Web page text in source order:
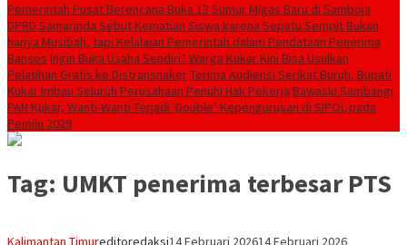
Pemerintah Pusat Berencana Buka 13 Sumur Migas Baru di Samboja
DPRD Samarinda Sebut Kematian Siswa karena Sepatu Sempit Bukan
hanya Musibah, tapi Kelalaian Pemerintah dalam Pendataan Penerima
Bansos Ingin Buka Usaha Sendiri? Warga Kukar Kini Bisa Usulkan
Pelatihan Gratis ke DistransnakerTerima Audiensi Serikat Buruh, Bupati
Kukar Imbau Seluruh Perusahaan Penuhi Hak Pekerja Bawaslu Sambangi
PAN Kukar, Wanti-Wanti Terjadi ‘Double’ Kepengurusan di SIPOL pada
Pemilu 2029
Tag: UMKT penerima terbesar PTS
Kalimantan Timureditoredaksi14 Februari 202614 Februari 2026